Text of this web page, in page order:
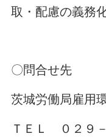
取・配慮の義務
〇問合せ先
茨城労働局雇用
ＴＥＬ ０２９